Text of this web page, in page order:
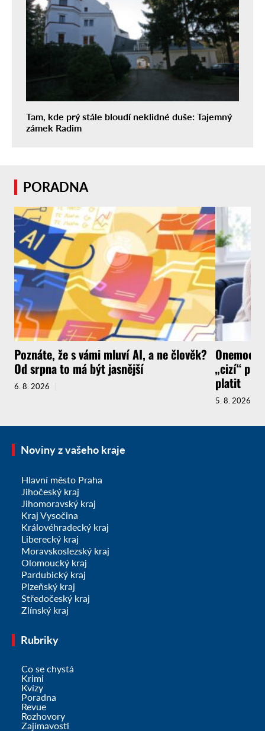
Tam, kde prý stále bloudí neklidné duše: Tajemný
zámek Radim
PORADNA
Poznáte, že s vámi mluví AI, a ne člověk?
Od srpna to má být jasnější
6. 8. 2026
„cizí“
platit
5. 8. 2026
Noviny z vašeho kraje
Hlavní město Praha
Jihočeský kraj
Jihomoravský kraj
Kraj Vysočina
Královéhradecký kraj
Liberecký kraj
Moravskoslezský kraj
Olomoucký kraj
Pardubický kraj
Plzeňský kraj
Středočeský kraj
Zlínský kraj
Rubriky
Co se chystá
Krimi
Kvízy
Poradna
Revue
Rozhovory
Zajímavosti